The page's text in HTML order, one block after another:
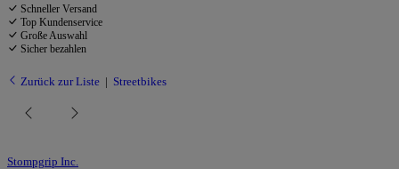
Schneller Versand
Top Kundenservice
Große Auswahl
Sicher bezahlen
Zurück zur Liste Streetbikes
Stompgrip Inc.